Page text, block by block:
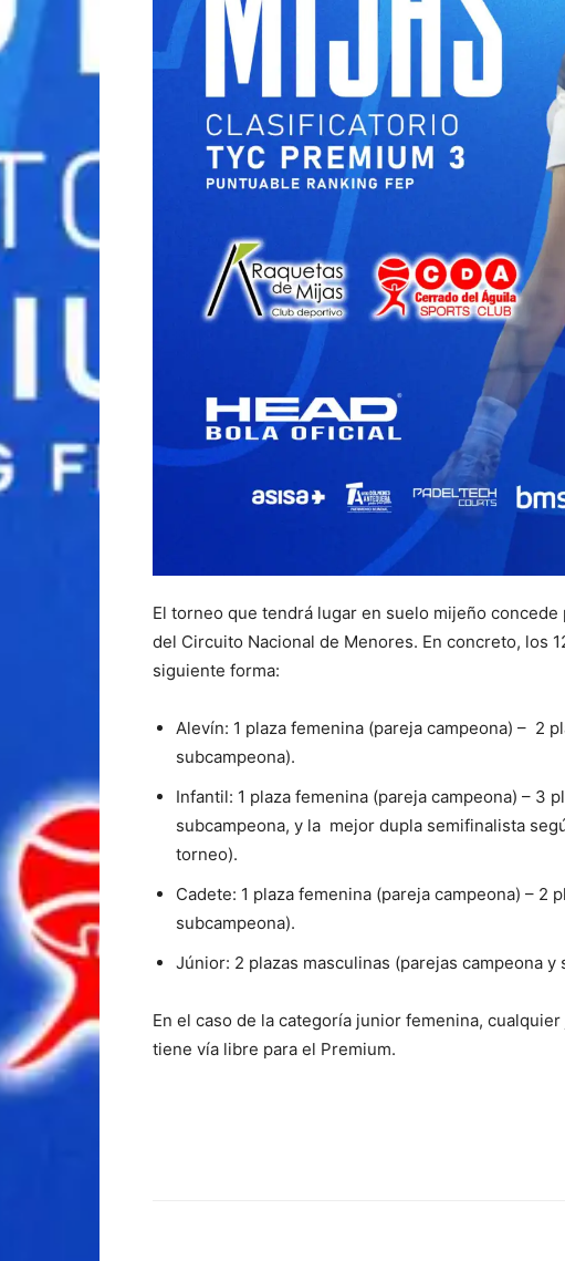
El torneo que tendrá lugar en suelo mijeño
del Circuito Nacional de Menores. En concreto, los
siguiente forma:
Alevín: 1 plaza femenina (pareja campeona) – 2
subcampeona).
Infantil: 1 plaza femenina (pareja campeona) – 3
subcampeona, y la mejor dupla semifinalista
torneo).
Cadete: 1 plaza femenina (pareja campeona) – 2
subcampeona).
Júnior: 2 plazas masculinas (parejas campeona y
En el caso de la categoría junior femenina,
tiene vía libre para el Premium.